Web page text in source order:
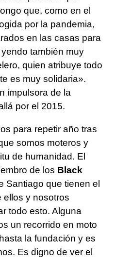
que, como en el
por la pandemia,
en las casas para
también muy
quien atribuye todo
es muy solidaria».
impulsora de la
por el 2015.
para repetir año tras
somos moteros y
de humanidad. El
de los Black
Santiago que tienen el
ellos y nosotros
todo esto. Alguna
un recorrido en moto
la fundación y es
Es digno de ver el